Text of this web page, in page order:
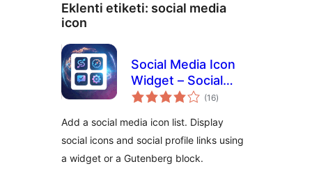
Eklenti etiketi: social media
icon
Social Media Icon
Widget – Social
Profile Links with
(16toplam
puan
)
Add a social media icon list. Display
social icons and social profile links using
a widget or a Gutenberg block.